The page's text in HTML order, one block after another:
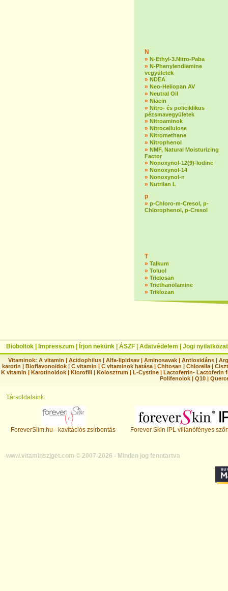
N
» N-Ethyl-3.Nitro-Paba
» N-Phenylendiamine
vegyületek
» NDEA
» Neo-Heliopan AV
» Neutral Oil
» Niacin
» Nitro- és policiklikus
pézsmavegyületek
» Nitroaminok
» Nitrocellulose
» Nitromethane
» Nitrophenol
» NMF, Natural Moisturizing
Factor
» Nonoxynol-12(9)-lodine
» Nonoxynol-14
» Nonoxynol-n
» Nutrilan L
p
» p-Chloro-m-Cresol, p-
Chlorophenol, p-Cresol
T
» Talkum
» Toluol
» Triclosan
» Triethanolamine
» Triklozan
Bioboltok Impresszum Írjon nekünk ÁSZF Adatvédelem Jogi nyilatkozat
Vitaminok: A vitamin |Acidophilus |Alfa-lipidsav |Aminosavak |Antioxidáns |
karotin | Bioflavonoidok | C vitamin | C vitaminok hatása | Chitosan | Chlorella |
K vitamin | Karotinoidok | Klorofill | Kolosztrum | L-Cystine | Lactoferrin- Lactoferin
Polifenolok |Q10 |
Társoldalaink:
ForeverSlim.hu - kavitációs zsírbontás Forever Skin IPL villanófényes
www.vitaminsziget.com © 2007-2026 - Minden jog fenntartva